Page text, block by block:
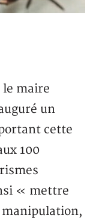
le maire
un
cette
100
« mettre
manipulation,